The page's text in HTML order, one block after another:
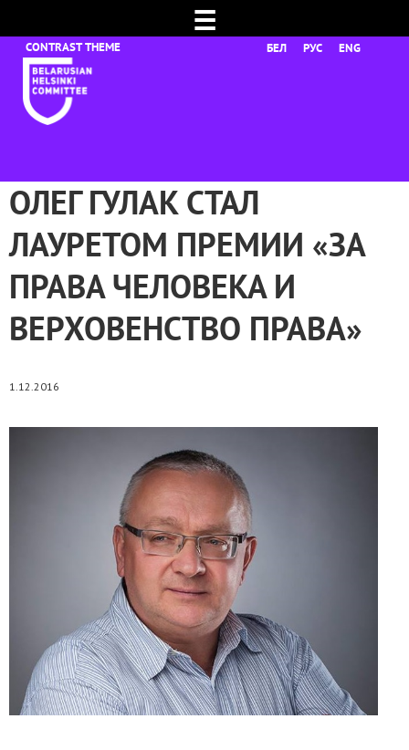
☰
БЕЛ РУС ENG
ОЛЕГ ГУЛАК СТАЛ
ЛАУРЕТОМ ПРЕМИИ «ЗА
ПРАВА ЧЕЛОВЕКА И
ВЕРХОВЕНСТВО ПРАВА»
1.12.2016